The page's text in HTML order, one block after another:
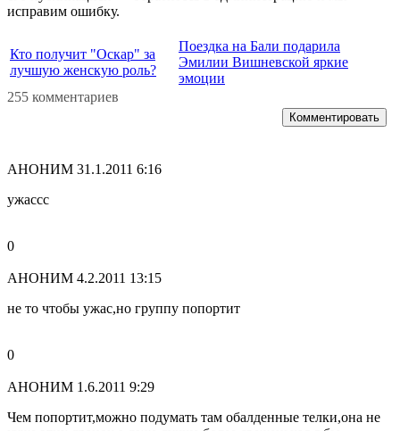
исправим ошибку.
Кто получит "Оскар" за
лучшую женскую роль?
Поездка на Бали подарила
Эмилии Вишневской яркие
эмоции
255 комментариев
Комментировать
АНОНИМ 31.1.2011 6:16
ужассс
0
АНОНИМ 4.2.2011 13:15
не то чтобы ужас,но группу попортит
0
АНОНИМ 1.6.2011 9:29
Чем попортит,можно подумать там обалденные телки,она не